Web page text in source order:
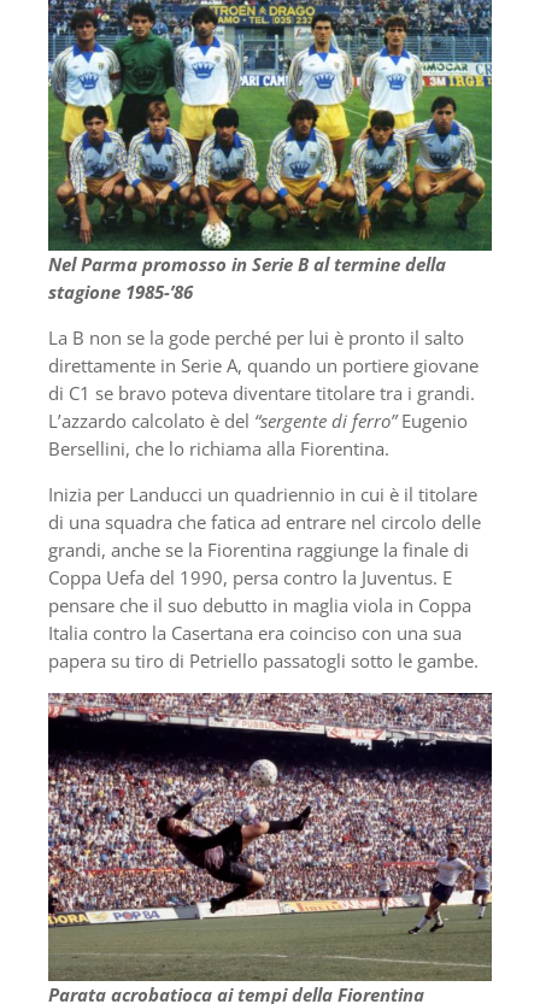
Nel Parma promosso in Serie B al termine della
stagione 1985-’86
La B non se la gode perché per lui è pronto il salto
direttamente in Serie A, quando un portiere giovane
di C1 se bravo poteva diventare titolare tra i grandi.
L’azzardo calcolato è del “sergente di ferro”Eugenio
Bersellini, che lo richiama alla Fiorentina.
Inizia per Landucci un quadriennio in cui è il titolare
di una squadra che fatica ad entrare nel circolo delle
grandi, anche se la Fiorentina raggiunge la finale di
Coppa Uefa del 1990, persa contro la Juventus. E
pensare che il suo debutto in maglia viola in Coppa
Italia contro la Casertana era coinciso con una sua
papera su tiro di Petriello passatogli sotto le gambe.
Parata acrobatioca ai tempi della Fiorentina